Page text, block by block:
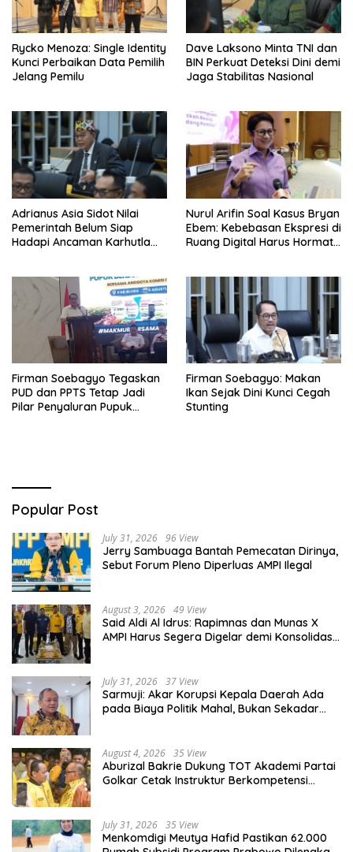
Rycko Menoza: Single Identity
Kunci Perbaikan Data Pemilih
Jelang Pemilu
Dave Laksono Minta TNI dan
BIN Perkuat Deteksi Dini demi
Jaga Stabilitas Nasional
Adrianus Asia Sidot Nilai
Pemerintah Belum Siap
Hadapi Ancaman Karhutla
Nurul Arifin Soal Kasus Bryan
Ebem: Kebebasan Ekspresi di
Ruang Digital Harus Hormati
Firman Soebagyo Tegaskan
PUD dan PPTS Tetap Jadi
Pilar Penyaluran Pupuk
Firman Soebagyo: Makan
Ikan Sejak Dini Kunci Cegah
Stunting
Popular Post
July 31, 2026 96 View
Jerry Sambuaga Bantah Pemecatan Dirinya,
Sebut Forum Pleno Diperluas AMPI Ilegal
August 3, 2026 49 View
Said Aldi Al Idrus: Rapimnas dan Munas X
AMPI Harus Segera Digelar demi Konsolidasi
July 31, 2026 37 View
Sarmuji: Akar Korupsi Kepala Daerah Ada
pada Biaya Politik Mahal, Bukan Sekadar
August 4, 2026 35 View
Aburizal Bakrie Dukung TOT Akademi Partai
Golkar Cetak Instruktur Berkompetensi
July 31, 2026 35 View
Menkomdigi Meutya Hafid Pastikan 62.000